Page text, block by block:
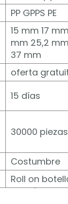
PP GPPS PE
15 mm 17
mm 25,2
37 mm
oferta
15 días
30000 piezas
Costumbre
Roll on